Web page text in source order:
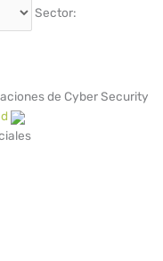
Sector:
de Cyber Security